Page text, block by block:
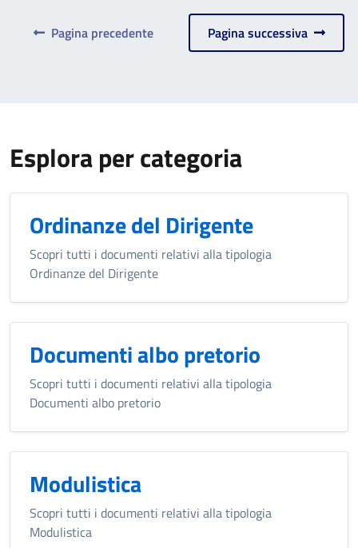
Pagina precedente Pagina successiva
Esplora per categoria
Ordinanze del Dirigente
Scopri tutti i documenti relativi alla tipologia
Ordinanze del Dirigente
Documenti albo pretorio
Scopri tutti i documenti relativi alla tipologia
Documenti albo pretorio
Modulistica
Scopri tutti i documenti relativi alla tipologia
Modulistica